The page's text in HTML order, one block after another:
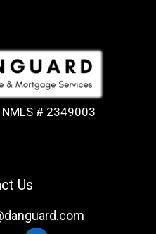
# 2349003
Us
LinkedIn